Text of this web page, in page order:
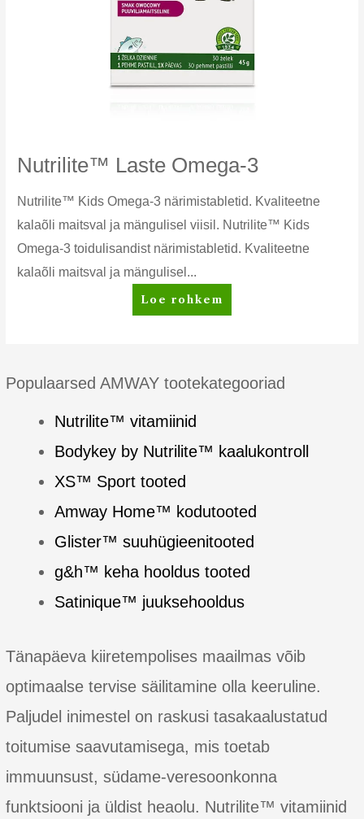
Nutrilite™ Laste Omega-3
Nutrilite™ Kids Omega-3 närimistabletid. Kvaliteetne
kalaõli maitsval ja mängulisel viisil. Nutrilite™ Kids
Omega-3 toidulisandist närimistabletid. Kvaliteetne
kalaõli maitsval ja mängulisel...
Nutrilite™
Laste
Loe rohkem
Populaarsed AMWAY tootekategooriad
Nutrilite™ vitamiinid
Bodykey by Nutrilite™ kaalukontroll
XS™ Sport tooted
Amway Home™ kodutooted
Glister™ suuhügieenitooted
g&h™ keha hooldus tooted
Satinique™ juuksehooldus
Tänapäeva kiiretempolises maailmas võib
optimaalse tervise säilitamine olla keeruline.
Paljudel inimestel on raskusi tasakaalustatud
toitumise saavutamisega, mis toetab
immuunsust, südame-veresoonkonna
funktsiooni ja üldist heaolu. Nutrilite™ vitamiinid